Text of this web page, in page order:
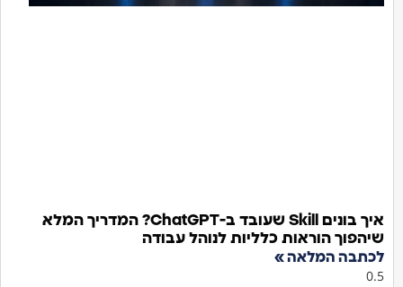
איך בונים Skill שעובד ב-ChatGPT? המדריך המלא
הוראות כלליות לנוהל עבודה
המלאה »